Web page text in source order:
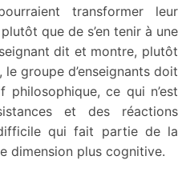
transformer leur
que de s’en tenir à une
dit et montre, plutôt
groupe d’enseignants doit
ce qui n’est
et des réactions
qui fait partie de la
dimension plus cognitive.